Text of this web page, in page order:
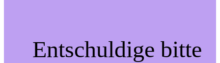
Entschuldige bitte